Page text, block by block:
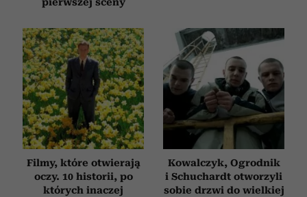
Filmy, które otwierają
oczy. 10 historii, po
których inaczej
Kowalczyk, Ogrodnik
i Schuchardt otworzyli
sobie drzwi do wielkiej